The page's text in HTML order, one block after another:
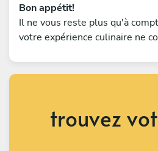
Bon appétit!
Il ne vous reste plus qu'à
votre expérience culinaire ne
trouvez